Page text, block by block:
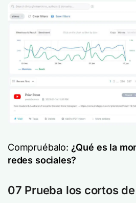
Compruébalo: ¿Qué es la
redes sociales?
07 Prueba los cortos de